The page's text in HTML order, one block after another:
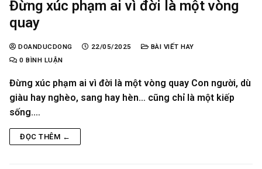
Đừng xúc phạm ai vì đời là một vòng
quay
DOANDUCDONG 22/05/2025
BÀI VIẾT HAY
0 BÌNH LUẬN
Đừng xúc phạm ai vì đời là một vòng quay Con người, dù
giàu hay nghèo, sang hay hèn… cũng chỉ là một kiếp
sống.…
ĐỌC THÊM ←